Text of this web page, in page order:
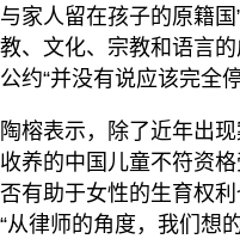
与家人留在孩子的原籍
教、文化、宗教和语言
公约“并没有说应该完全
陶榕表示，除了近年出
收养的中国儿童不符资
否有助于女性的生育权利
“从律师的角度，我们想